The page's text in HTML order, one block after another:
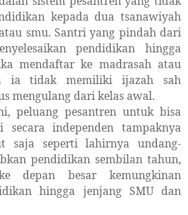
kepada dua tsanawiyah
smu. Santri yang pindah dari
pendidikan hingga
mendaftar ke madrasah atau
ia tidak memiliki ijazah sah
mengulang dari kelas awal.
peluang pesantren untuk bisa
secara independen tampaknya
saja seperti lahirnya undang-
pendidikan sembilan tahun,
depan besar kemungkinan
hingga jenjang SMU dan